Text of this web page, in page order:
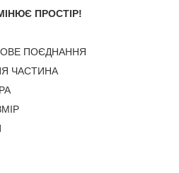
ПРОСТІР!
ПОЄДНАННЯ
ЧАСТИНА